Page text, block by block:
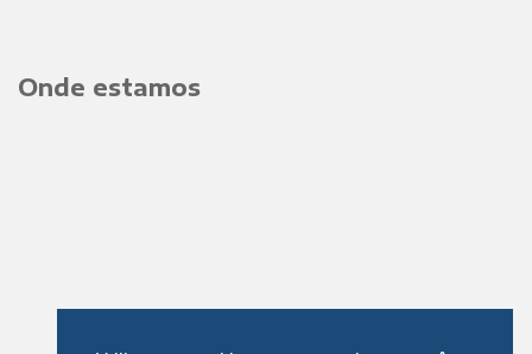
Onde estamos